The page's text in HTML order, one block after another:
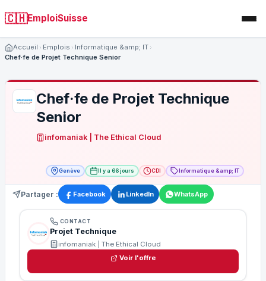
🇨🇭EmploiSuisse
Accueil Emplois
Informatique &amp; IT
Chef·fe de Projet Technique Senior
Chef·fe de Projet Technique
Senior
infomaniak | The Ethical Cloud
Genève Il y a 66 jours CDI Informatique &amp; IT
Partager : Facebook LinkedIn WhatsApp
CONTACT
Projet Technique
infomaniak | The Ethical Cloud
Voir l'offre